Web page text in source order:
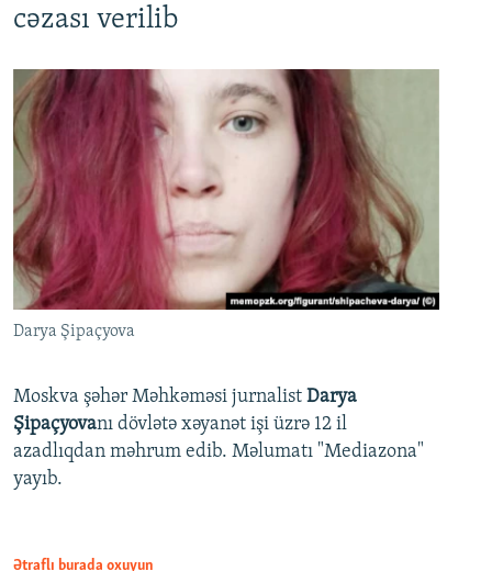
cəzası verilib
Darya Şipaçyova
Moskva şəhər Məhkəməsi jurnalist Darya
Şipaçyovanı dövlətə xəyanət işi üzrə 12 il
azadlıqdan məhrum edib. Məlumatı "Mediazona"
yayıb.
Ətraflı burada oxuyun